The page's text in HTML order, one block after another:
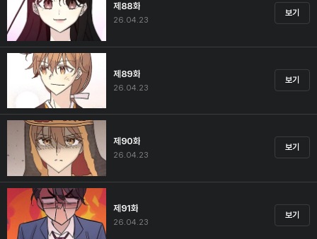
제88화
26.04.23
보기
제89화
26.04.23
보기
제90화
26.04.23
보기
제91화
26.04.23
보기